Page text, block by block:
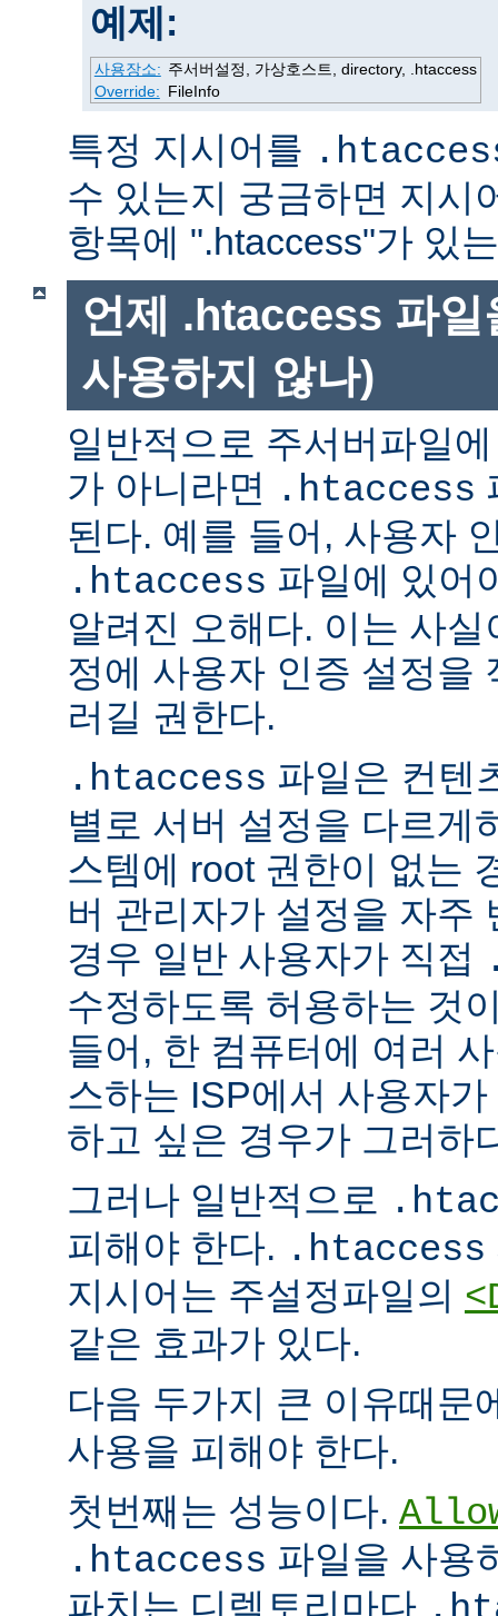
예제:
사용장소: 주서버설정, 가상호스트, directory, .htaccess
Override: FileInfo
특정 지시어를
수 있는지 궁금하면 지시
항목에 ".htaccess"가 있
언제 .htaccess 파일
사용하지 않나)
일반적으로 주서버파일
가 아니라면 .htaccess
된다. 예를 들어, 사용자
.htaccess 파일에 있어
알려진 오해다. 이는 사
정에 사용자 인증 설정을
러길 권한다.
.htaccess 파일은 컨텐
별로 서버 설정을 다르게
스템에 root 권한이 없는
버 관리자가 설정을 자주
경우 일반 사용자가 직접
수정하도록 허용하는 것
들어, 한 컴퓨터에 여러
스하는 ISP에서 사용자
하고 싶은 경우가 그러하
그러나 일반적으로
피해야 한다. .htaccess
지시어는 주설정파일의
같은 효과가 있다.
다음 두가지 큰 이유때문
사용을 피해야 한다.
첫번째는 성능이다.
.htaccess 파일을 사용
파치는 디렉토리마다